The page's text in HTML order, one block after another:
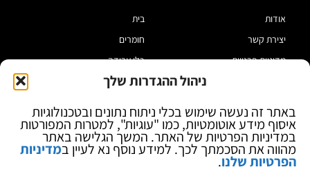
ניהול ההגדרות שלך
באתר זה נעשה שימוש בכלי ניתוח נתונים ובטכנולוגיות
איסוף מידע אוטומטיות, כמו "עוגיות", למטרות המפורטות
במדיניות הפרטיות של האתר. המשך הגלישה באתר
מהווה את הסכמתך לכך. למידע נוסף נא לעיין במדיניות
הפרטיות שלנו.
אודות
יצירת קשר
מדיניות פרטיות
בלוג
בית
חומרים
כלי עבודה
מוצרי הלחמה
ספקי כח ומודדים
ציוד אופטי להגדלה